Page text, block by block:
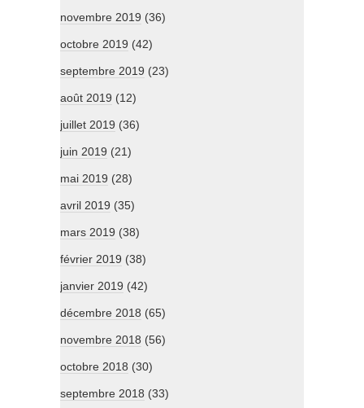
novembre 2019 (36)
octobre 2019 (42)
septembre 2019 (23)
août 2019 (12)
juillet 2019 (36)
juin 2019 (21)
mai 2019 (28)
avril 2019 (35)
mars 2019 (38)
février 2019 (38)
janvier 2019 (42)
décembre 2018 (65)
novembre 2018 (56)
octobre 2018 (30)
septembre 2018 (33)